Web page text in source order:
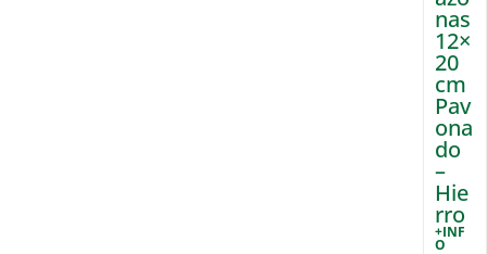
nas
12×
20
cm
Pav
ona
do
–
Hie
rro
+INF
O